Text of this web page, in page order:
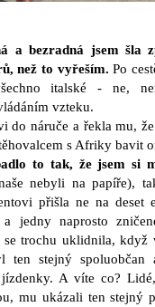
a bezradná jsem šla
než to vyřeším. Po
italské - ne,
vzteku.
do náruče a řekla mu,
s Afriky bavit
to tak, že jsem si
nebyli na papíře),
přišla ne na deset
a jedny naprosto
se trochu uklidnila, když
ten stejný spoluobčan
A víte co?
mu ukázali ten stejný